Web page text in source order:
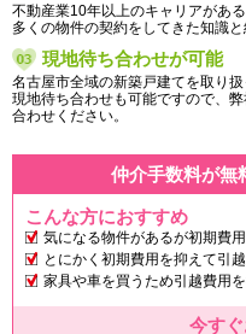
不動産業10年以上のキャリアがあ
多くの物件の契約をしてきた知識
現地待ち合わせが可能
名古屋市全域の新築戸建てを取り扱
現地待ち合わせも可能ですので、
合わせください。
仲介手数料が無
こんな方におすすめ
気になる物件があるが初期費
とにかく初期費用を抑えて引越
家具や車を買うため引越費用を
今す